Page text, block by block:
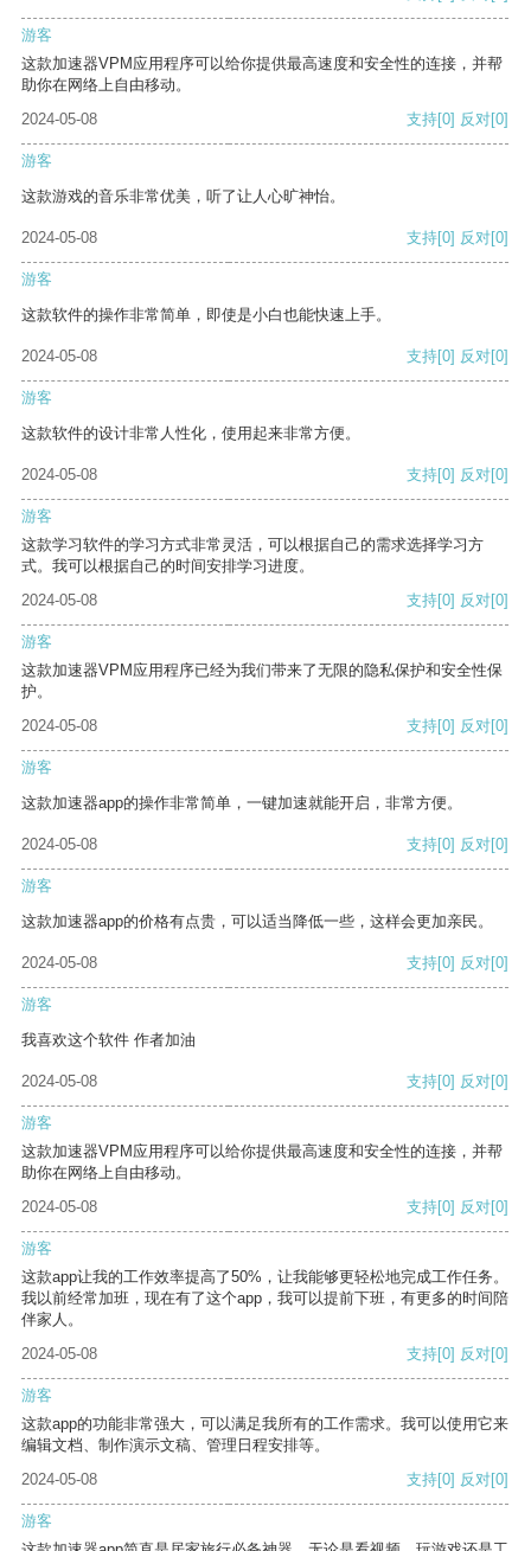
游客
这款加速器VPM应用程序可以给你提供最高速度和安全性的连接，并帮
助你在网络上自由移动。
2024-05-08
支持[0] 反对[0]
游客
这款游戏的音乐非常优美，听了让人心旷神怡。
2024-05-08 支持[0] 反对[0]
游客
这款软件的操作非常简单，即使是小白也能快速上手。
2024-05-08 支持[0] 反对[0]
游客
这款软件的设计非常人性化，使用起来非常方便。
2024-05-08 支持[0] 反对[0]
游客
这款学习软件的学习方式非常灵活，可以根据自己的需求选择学习方
式。我可以根据自己的时间安排学习进度。
2024-05-08
支持[0] 反对[0]
游客
这款加速器VPM应用程序已经为我们带来了无限的隐私保护和安全性保
护。
2024-05-08
支持[0] 反对[0]
游客
这款加速器app的操作非常简单，一键加速就能开启，非常方便。
2024-05-08 支持[0] 反对[0]
游客
这款加速器app的价格有点贵，可以适当降低一些，这样会更加亲民。
2024-05-08 支持[0] 反对[0]
游客
我喜欢这个软件 作者加油
2024-05-08 支持[0] 反对[0]
游客
这款加速器VPM应用程序可以给你提供最高速度和安全性的连接，并帮
助你在网络上自由移动。
2024-05-08
支持[0] 反对[0]
游客
这款app让我的工作效率提高了50%，让我能够更轻松地完成工作任务。
我以前经常加班，现在有了这个app，我可以提前下班，有更多的时间陪
伴家人。
2024-05-08
支持[0] 反对[0]
游客
这款app的功能非常强大，可以满足我所有的工作需求。我可以使用它来
编辑文档、制作演示文稿、管理日程安排等。
2024-05-08
支持[0] 反对[0]
游客